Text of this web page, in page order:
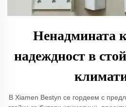
Ненадмината
надеждност в
В Xiamen Bestyn се гордеем с